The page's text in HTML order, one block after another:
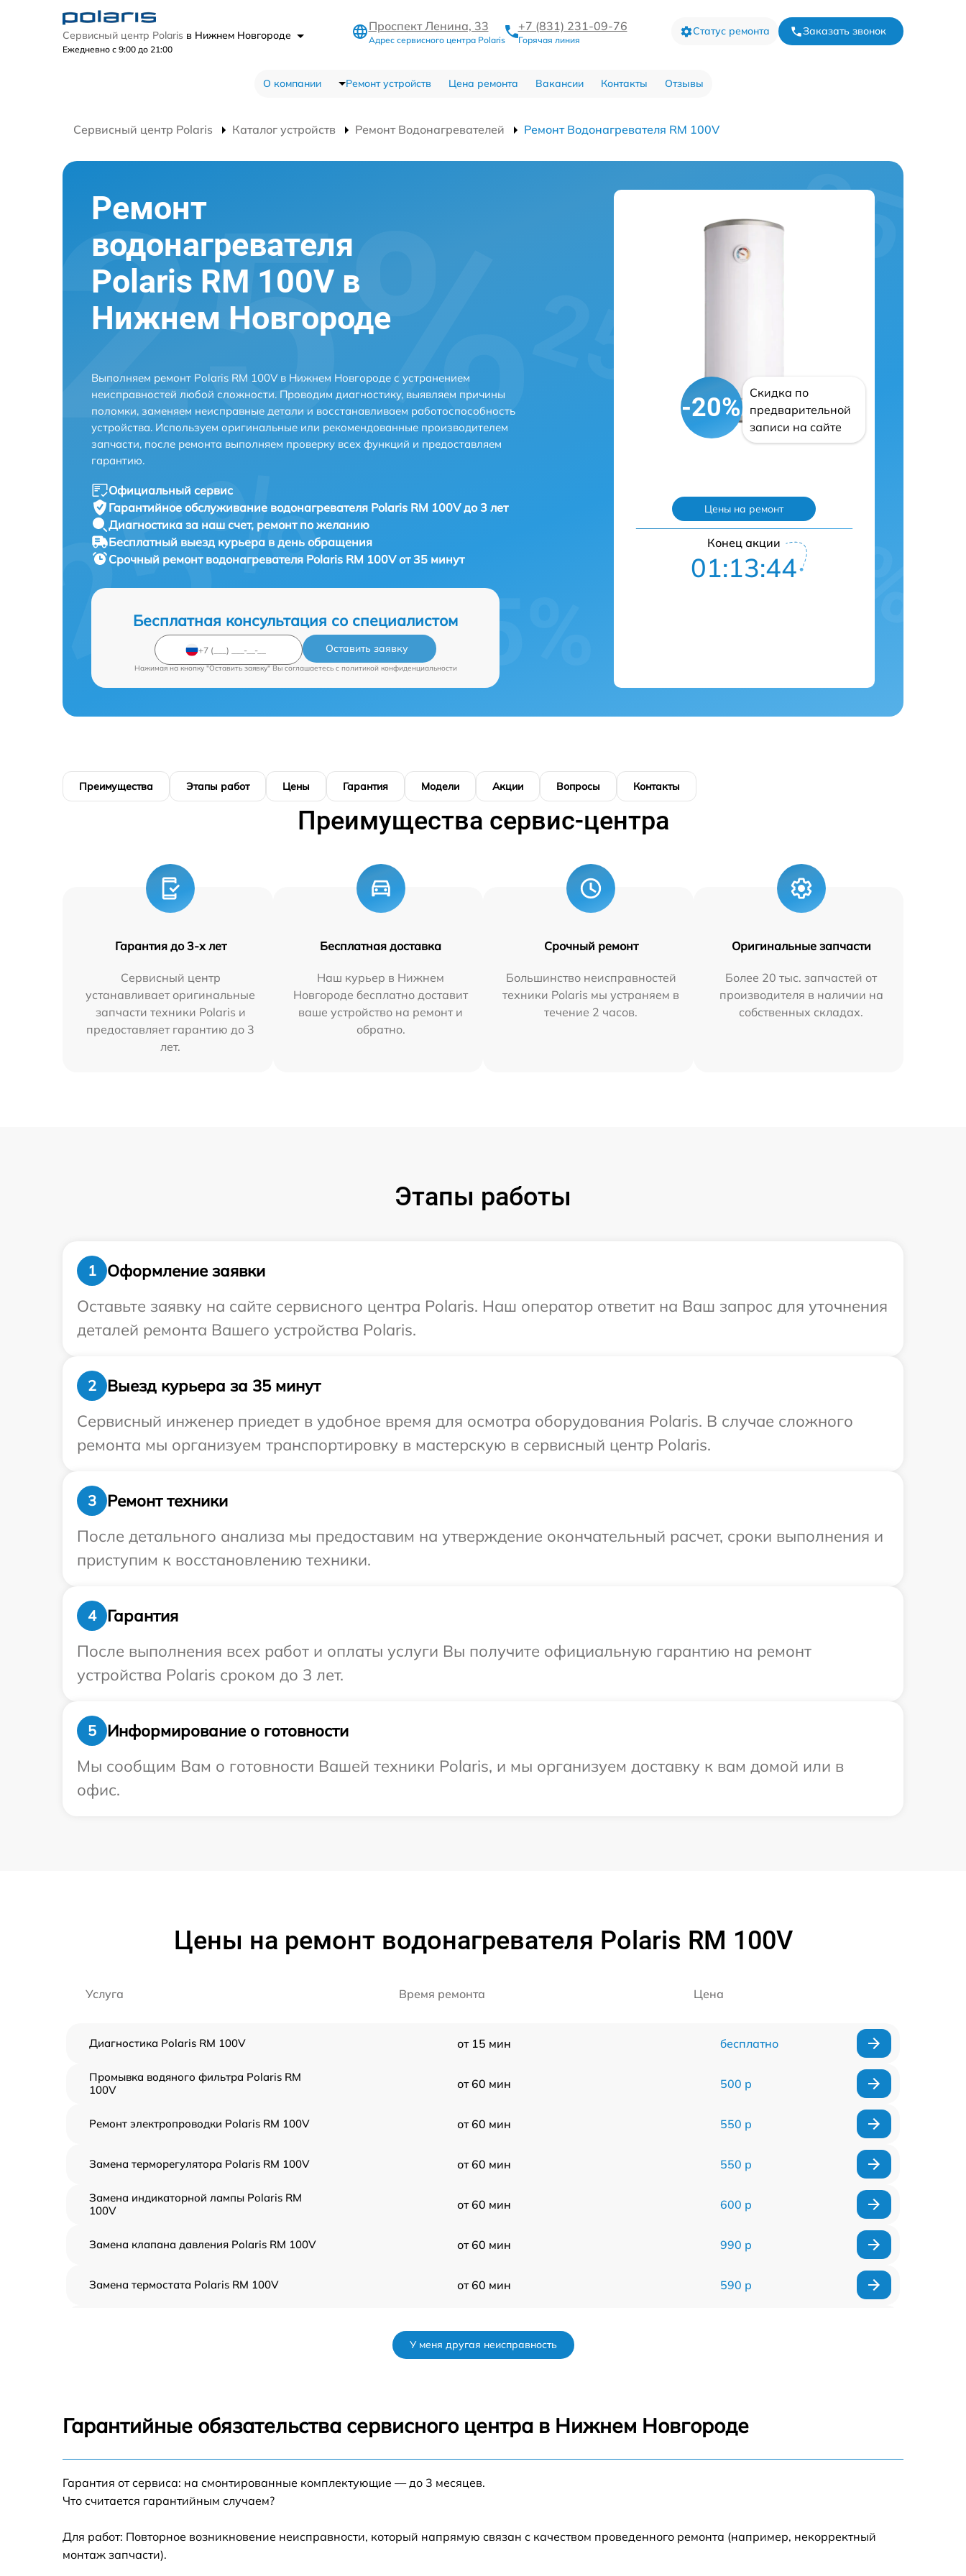
Сервисный центр Polaris в Нижнем Новгороде
Ежедневно с 9:00 до 21:00
Проспект Ленина, 33
Адрес сервисного центра Polaris
+7 (831) 231-09-76
Горячая линия
Статус ремонта Заказать звонок
О компании Ремонт устройств Цена ремонта Вакансии Контакты Отзывы
Сервисный центр Polaris Каталог устройств Ремонт Водонагревателей Ремонт Водонагревателя RM 100V
Ремонт
водонагревателя
Polaris RM 100V в
Нижнем Новгороде
Выполняем ремонт Polaris RM 100V в Нижнем Новгороде с устранением
неисправностей любой сложности. Проводим диагностику, выявляем причины
поломки, заменяем неисправные детали и восстанавливаем работоспособность
устройства. Используем оригинальные или рекомендованные производителем
запчасти, после ремонта выполняем проверку всех функций и предоставляем
гарантию.
Официальный сервис
Гарантийное обслуживание водонагревателя Polaris RM 100V до 3 лет
Диагностика за наш счет, ремонт по желанию
Бесплатный выезд курьера в день обращения
Срочный ремонт водонагревателя Polaris RM 100V от 35 минут
Бесплатная консультация со специалистом
Оставить заявку
Нажимая на кнопку "Оставить заявку" Вы соглашаетесь c политикой конфиденциальности
-20%
Скидка по
предварительной
записи на сайте
Цены на ремонт
Конец акции
01:13:43
Преимущества Этапы работ Цены Гарантия Модели Акции Вопросы Контакты
Преимущества сервис-центра
Гарантия до 3-х лет
Сервисный центр
устанавливает оригинальные
запчасти техники Polaris и
предоставляет гарантию до 3
лет.
Бесплатная доставка
Наш курьер в Нижнем
Новгороде бесплатно доставит
ваше устройство на ремонт и
обратно.
Срочный ремонт
Большинство неисправностей
техники Polaris мы устраняем в
течение 2 часов.
Оригинальные запчасти
Более 20 тыс. запчастей от
производителя в наличии на
собственных складах.
Этапы работы
1
Оформление заявки
Оставьте заявку на сайте сервисного центра Polaris. Наш оператор ответит на Ваш запрос для уточнения
деталей ремонта Вашего устройства Polaris.
2
Выезд курьера за 35 минут
Сервисный инженер приедет в удобное время для осмотра оборудования Polaris. В случае сложного
ремонта мы организуем транспортировку в мастерскую в сервисный центр Polaris.
3
Ремонт техники
После детального анализа мы предоставим на утверждение окончательный расчет, сроки выполнения и
приступим к восстановлению техники.
4
Гарантия
После выполнения всех работ и оплаты услуги Вы получите официальную гарантию на ремонт
устройства Polaris сроком до 3 лет.
5
Информирование о готовности
Мы сообщим Вам о готовности Вашей техники Polaris, и мы организуем доставку к вам домой или в
офис.
Цены на ремонт водонагревателя Polaris RM 100V
Услуга Время ремонта Цена
Диагностика Polaris RM 100V от 15 мин бесплатно
Промывка водяного фильтра Polaris RM
100V
от 60 мин 500 р
Ремонт электропроводки Polaris RM 100V от 60 мин 550 р
Замена терморегулятора Polaris RM 100V от 60 мин 550 р
Замена индикаторной лампы Polaris RM
100V
от 60 мин 600 р
Замена клапана давления Polaris RM 100V от 60 мин 990 р
Замена термостата Polaris RM 100V от 60 мин 590 р
Замена прокладки Polaris RM 100V от 60 мин
Замена труб поступления воды Polaris RM
У меня другая неисправность
Гарантийные обязательства сервисного центра в Нижнем Новгороде
Гарантия от сервиса: на смонтированные комплектующие — до 3 месяцев.
Что считается гарантийным случаем?
Для работ: Повторное возникновение неисправности, который напрямую связан с качеством проведенного ремонта (например, некорректный
монтаж запчасти).